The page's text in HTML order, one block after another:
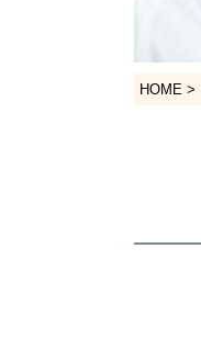
HOME